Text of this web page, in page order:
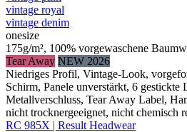
vintage royal
vintage denim
onesize
175g/m², 100% vorgewaschene
Tear Away NEW 2026
Niedriges Profil, Vintage-Look,
Schirm, Panele unverstärkt, 6
Metallverschluss, Tear Away Label,
nicht trocknergeeignet, nicht chemisch
RC 985X | Result Headwear